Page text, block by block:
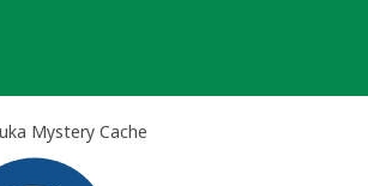
Mystery Cache